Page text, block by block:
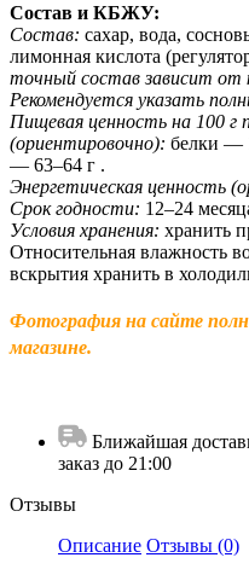
Состав и КБЖУ:
Состав: сахар, вода,
лимонная кислота
точный состав зависит от
Рекомендуется указать
Пищевая ценность на 100 г
(ориентировочно): белки —
— 63–64 г .
Энергетическая ценность
Срок годности: 12–24
Условия хранения: хранить
Относительная влажность
вскрытия хранить в
Фотография на сайте
магазине.
Ближайшая
заказ до 21:00
Отзывы
Описание Отзывы (0)